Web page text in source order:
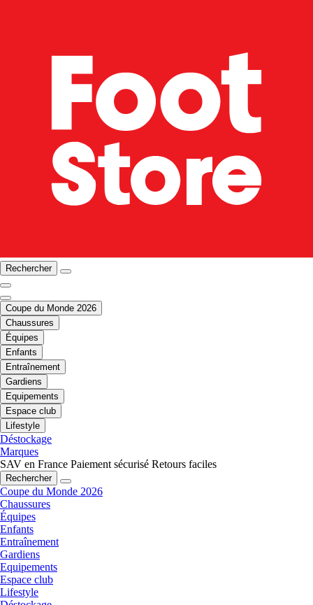
Rechercher
Coupe du Monde 2026
Chaussures
Équipes
Enfants
Entraînement
Gardiens
Equipements
Espace club
Lifestyle
Déstockage
Marques
SAV en France Paiement sécurisé Retours faciles
Rechercher
Coupe du Monde 2026
Chaussures
Équipes
Enfants
Entraînement
Gardiens
Equipements
Espace club
Lifestyle